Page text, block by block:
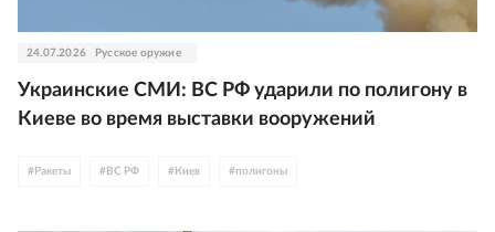
24.07.2026 Русское оружие
Украинские СМИ: ВС РФ ударили по полигону в
Киеве во время выставки вооружений
# Ракеты # ВС РФ # Киев #полигоны